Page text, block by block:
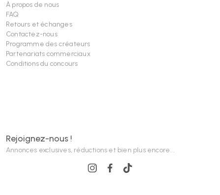
À propos de nous
FAQ
Retours et échanges
Contactez-nous
Programme des créateurs
Partenariats commerciaux
Conditions du concours
Rejoignez-nous !
Annonces exclusives, réductions et bien plus encore...